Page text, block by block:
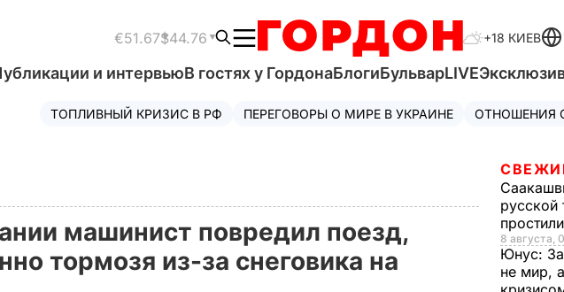
€51.67$44.76 +18 КИЕВ
и интервьюВ гостях у ГордонаБлогиБульварLIVE
ТОПЛИВНЫЙ КРИЗИС В РФ ПЕРЕГОВОРЫ О МИРЕ В УКРАИНЕ ОТНОШЕНИЯ
машинист повредил поезд,
тормозя из-за снеговика на
русской
простили
8 августа,
Юнус:
не мир,